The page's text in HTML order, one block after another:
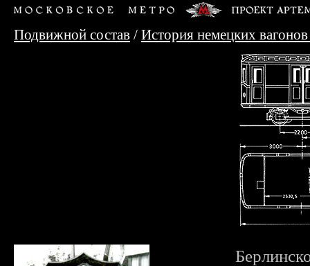
Подвижной состав / История немецких